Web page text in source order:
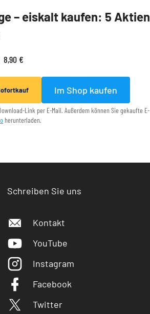
– eiskalt kaufen: 5 Aktien
8,90 €
Im Shop kaufen
Link per E-Mail. Außerdem können Sie gekaufte E-
herunterladen.
Schreiben Sie uns
Kontakt
YouTube
Instagram
Facebook
Twitter